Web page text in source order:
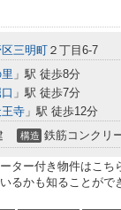
三明町 ２丁目6-7
」駅 徒歩8分
」駅 徒歩7分
王寺 」駅 徒歩12分
構造 鉄筋コンクリ
ター付き物件はこち
るかも知ることが